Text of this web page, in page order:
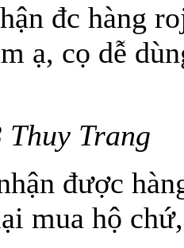
đc hàng
ạ, cọ dễ
Thuy Trang
được
mua hộ